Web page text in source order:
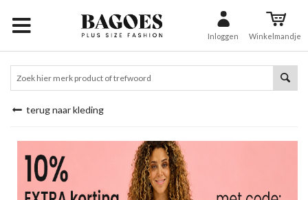
Inloggen Winkelmandje
terug naar kleding